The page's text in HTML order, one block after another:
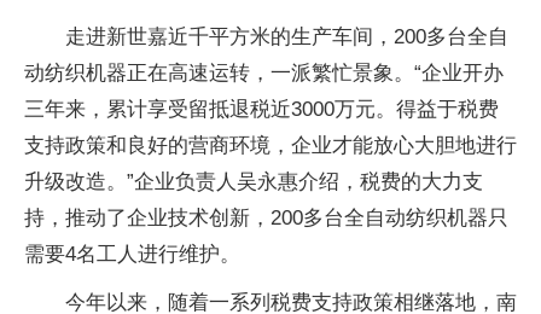
走进新世嘉近千平方米的生产车间，200多台全自
动纺织机器正在高速运转，一派繁忙景象。“企业开办
三年来，累计享受留抵退税近3000万元。得益于税费
支持政策和良好的营商环境，企业才能放心大胆地进行
升级改造。”企业负责人吴永惠介绍，税费的大力支
持，推动了企业技术创新，200多台全自动纺织机器只
需要4名工人进行维护。
今年以来，随着一系列税费支持政策相继落地，南